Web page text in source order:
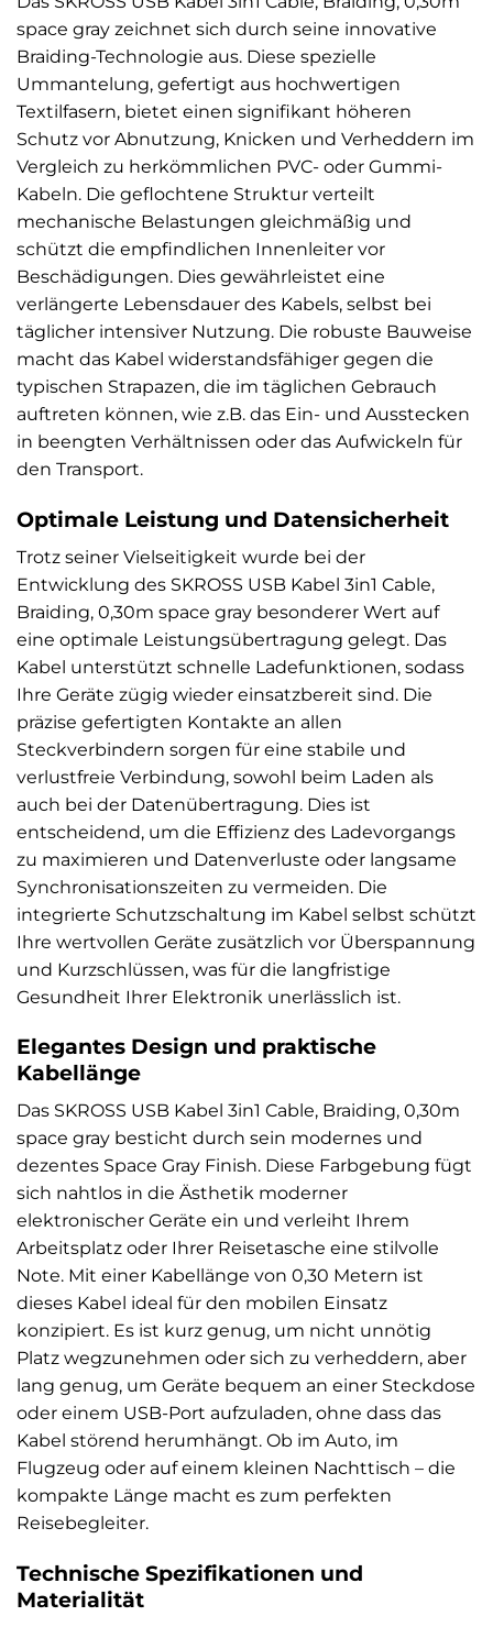
space gray zeichnet sich durch seine innovative
Braiding-Technologie aus. Diese spezielle
Ummantelung, gefertigt aus hochwertigen
Textilfasern, bietet einen signifikant höheren
Schutz vor Abnutzung, Knicken und Verheddern im
Vergleich zu herkömmlichen PVC- oder Gummi-
Kabeln. Die geflochtene Struktur verteilt
mechanische Belastungen gleichmäßig und
schützt die empfindlichen Innenleiter vor
Beschädigungen. Dies gewährleistet eine
verlängerte Lebensdauer des Kabels, selbst bei
täglicher intensiver Nutzung. Die robuste Bauweise
macht das Kabel widerstandsfähiger gegen die
typischen Strapazen, die im täglichen Gebrauch
auftreten können, wie z.B. das Ein- und Ausstecken
in beengten Verhältnissen oder das Aufwickeln für
den Transport.
Optimale Leistung und Datensicherheit
Trotz seiner Vielseitigkeit wurde bei der
Entwicklung des SKROSS USB Kabel 3in1 Cable,
Braiding, 0,30m space gray besonderer Wert auf
eine optimale Leistungsübertragung gelegt. Das
Kabel unterstützt schnelle Ladefunktionen, sodass
Ihre Geräte zügig wieder einsatzbereit sind. Die
präzise gefertigten Kontakte an allen
Steckverbindern sorgen für eine stabile und
verlustfreie Verbindung, sowohl beim Laden als
auch bei der Datenübertragung. Dies ist
entscheidend, um die Effizienz des Ladevorgangs
zu maximieren und Datenverluste oder langsame
Synchronisationszeiten zu vermeiden. Die
integrierte Schutzschaltung im Kabel selbst schützt
Ihre wertvollen Geräte zusätzlich vor Überspannung
und Kurzschlüssen, was für die langfristige
Gesundheit Ihrer Elektronik unerlässlich ist.
Elegantes Design und praktische
Kabellänge
Das SKROSS USB Kabel 3in1 Cable, Braiding, 0,30m
space gray besticht durch sein modernes und
dezentes Space Gray Finish. Diese Farbgebung fügt
sich nahtlos in die Ästhetik moderner
elektronischer Geräte ein und verleiht Ihrem
Arbeitsplatz oder Ihrer Reisetasche eine stilvolle
Note. Mit einer Kabellänge von 0,30 Metern ist
dieses Kabel ideal für den mobilen Einsatz
konzipiert. Es ist kurz genug, um nicht unnötig
Platz wegzunehmen oder sich zu verheddern, aber
lang genug, um Geräte bequem an einer Steckdose
oder einem USB-Port aufzuladen, ohne dass das
Kabel störend herumhängt. Ob im Auto, im
Flugzeug oder auf einem kleinen Nachttisch – die
kompakte Länge macht es zum perfekten
Reisebegleiter.
Technische Spezifikationen und
Materialität